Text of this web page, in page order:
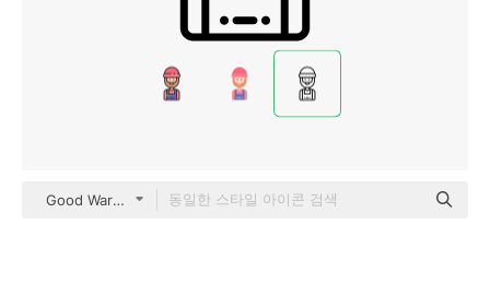
Good Ware Lineal